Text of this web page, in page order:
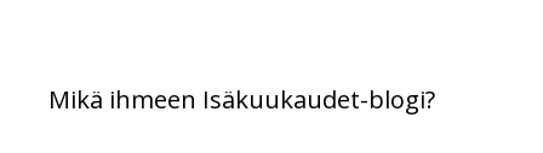
Mikä ihmeen Isäkuukaudet-blogi?